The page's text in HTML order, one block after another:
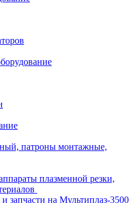
патроны монтажные,
плазменной резки,
запчасти на Мультиплаз-3500